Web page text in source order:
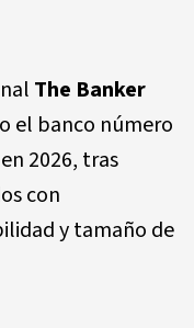
The Banker
el banco número
2026, tras
con
y tamaño de